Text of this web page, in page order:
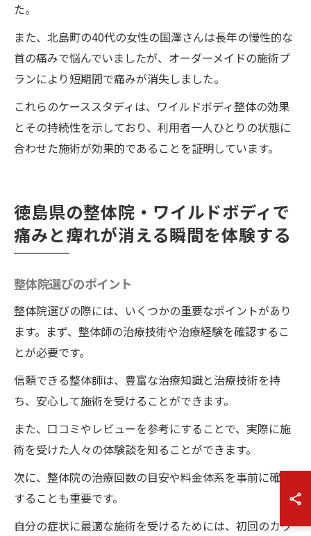
た。
また、北島町の40代の女性の国澤さんは長年の慢性的な
首の痛みで悩んでいましたが、オーダーメイドの施術プ
ランにより短期間で痛みが消失しました。
これらのケーススタディは、ワイルドボディ整体の効果
とその持続性を示しており、利用者一人ひとりの状態に
合わせた施術が効果的であることを証明しています。
徳島県の整体院・ワイルドボディで
痛みと痺れが消える瞬間を体験する
整体院選びのポイント
整体院選びの際には、いくつかの重要なポイントがあり
ます。まず、整体師の治療技術や治療経験を確認するこ
とが必要です。
信頼できる整体師は、豊富な治療知識と治療技術を持
ち、安心して施術を受けることができます。
また、口コミやレビューを参考にすることで、実際に施
術を受けた人々の体験談を知ることができます。
次に、整体院の治療回数の目安や料金体系を事前に確認
することも重要です。
自分の症状に最適な施術を受けるためには、初回のカウ